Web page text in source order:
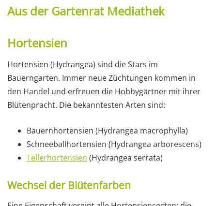
Aus der Gartenrat Mediathek
Hortensien
Hortensien (Hydrangea) sind die Stars im
Bauerngarten. Immer neue Züchtungen kommen in
den Handel und erfreuen die Hobbygärtner mit ihrer
Blütenpracht. Die bekanntesten Arten sind:
Bauernhortensien (Hydrangea macrophylla)
Schneeballhortensien (Hydrangea arborescens)
Tellerhortensien (Hydrangea serrata)
Wechsel der Blütenfarben